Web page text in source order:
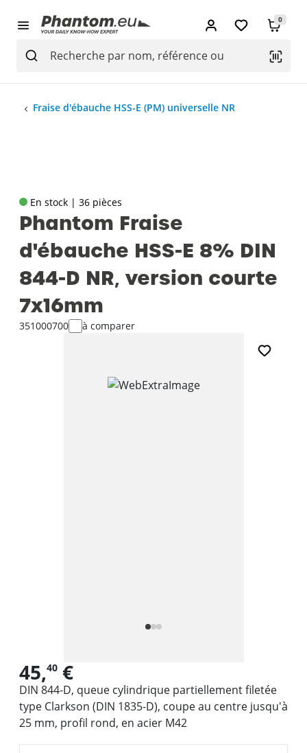
0
Fraise d'ébauche HSS-E (PM) universelle NR
En stock | 36 pièces
Phantom Fraise
d'ébauche HSS-E 8% DIN
844-D NR‚ version courte
7x16mm
351000700 à comparer
45,40 €
DIN 844-D, queue cylindrique partiellement filetée
type Clarkson (DIN 1835-D), coupe au centre jusqu'à
25 mm, profil rond, en acier M42